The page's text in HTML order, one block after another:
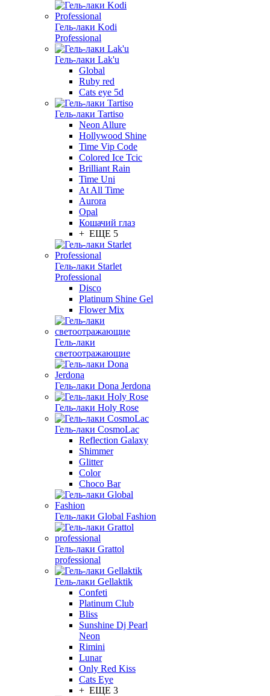
Гель-лаки Kodi
Professional
Гель-лаки Lak'u
Global
Ruby red
Cats eye 5d
Гель-лаки Tartiso
Neon Allure
Hollywood Shine
Time Vip Code
Colored Ice Tcic
Brilliant Rain
Time Uni
At All Time
Aurora
Opal
Кошачий глаз
+ ЕЩЕ 5
Гель-лаки Starlet
Professional
Disco
Platinum Shine Gel
Flower Mix
Гель-лаки
светоотражающие
Гель-лаки Dona Jerdona
Гель-лаки Holy Rose
Гель-лаки CosmoLac
Reflection Galaxy
Shimmer
Glitter
Color
Choco Bar
Гель-лаки Global Fashion
Гель-лаки Grattol
professional
Гель-лаки Gellaktik
Confeti
Platinum Club
Bliss
Sunshine Dj Pearl
Neon
Rimini
Lunar
Only Red Kiss
Cats Eye
+ ЕЩЕ 3